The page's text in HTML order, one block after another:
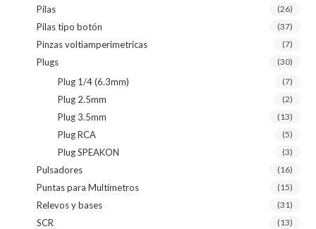
Pilas (26)
Pilas tipo botón (37)
Pinzas voltiamperimetricas (7)
Plugs (30)
Plug 1/4 (6.3mm) (7)
Plug 2.5mm (2)
Plug 3.5mm (13)
Plug RCA (5)
Plug SPEAKON (3)
Pulsadores (16)
Puntas para Multímetros (15)
Relevos y bases (31)
SCR (13)